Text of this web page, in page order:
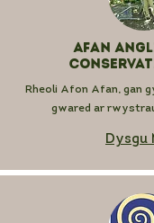
Afan
Rheoli Afon Afan, gan
gwared ar
Dysgu